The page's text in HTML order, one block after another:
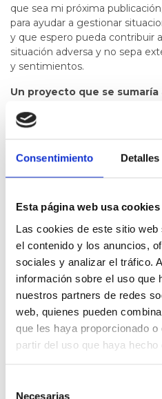
Consentimiento Detalles
Esta página web usa cookies
Las cookies de este sitio
el contenido y los anuncios,
sociales y analizar el tráfico.
información sobre el uso que
nuestros partners de redes
web, quienes pueden
que les haya proporcionado
partir del uso que haya
Necesarias
que sea mi próxima
para ayudar a gestionar
y que espero pueda contribuir
situación adversa y no sepa
y sentimientos.
Un proyecto que se sumaría
recopilación de relatos
que pueden aparecer en
extrema).
En él, trato temas como el
meses un trasplante de
sentirte culpable al empatizar
están atravesando esos
cuyo órgano le permite seguir
Pero también elAmor y
donación que honramos en
Luca tiene dos cumpleaños:
velas por el año de vida que